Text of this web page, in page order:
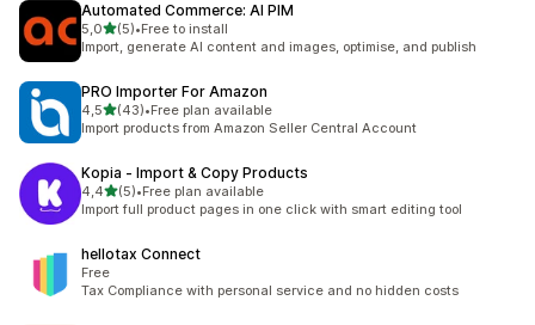
Automated Commerce: AI PIM
5,0de 5 estrelas
(5)
5 total de avaliações
•Free to install
Import, generate AI content and images, optimise, and publish
PRO Importer For Amazon
4,5de 5 estrelas
(43)
43 total de avaliações
•Free plan available
Import products from Amazon Seller Central Account
Kopia ‑ Import & Copy Products
4,4de 5 estrelas
(5)
5 total de avaliações
•Free plan available
Import full product pages in one click with smart editing tool
hellotax Connect
Free
Tax Compliance with personal service and no hidden costs